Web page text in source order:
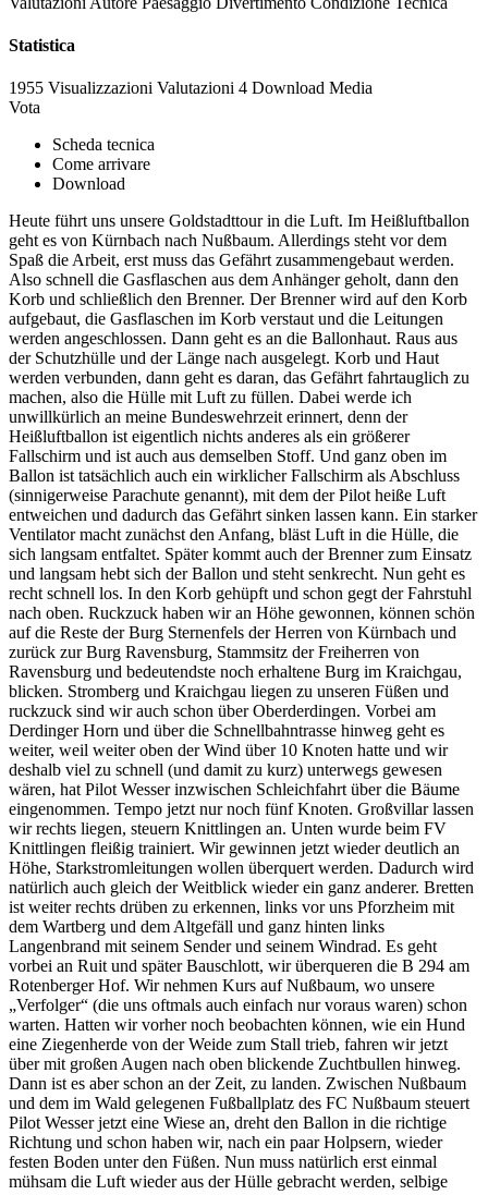
Statistica
1955 Visualizzazioni Valutazioni 4 Download Media
Vota
Scheda tecnica
Come arrivare
Download
Heute führt uns unsere Goldstadttour in die Luft. Im Heißluftballon
geht es von Kürnbach nach Nußbaum. Allerdings steht vor dem
Spaß die Arbeit, erst muss das Gefährt zusammengebaut werden.
Also schnell die Gasflaschen aus dem Anhänger geholt, dann den
Korb und schließlich den Brenner. Der Brenner wird auf den Korb
aufgebaut, die Gasflaschen im Korb verstaut und die Leitungen
werden angeschlossen. Dann geht es an die Ballonhaut. Raus aus
der Schutzhülle und der Länge nach ausgelegt. Korb und Haut
werden verbunden, dann geht es daran, das Gefährt fahrtauglich zu
machen, also die Hülle mit Luft zu füllen. Dabei werde ich
unwillkürlich an meine Bundeswehrzeit erinnert, denn der
Heißluftballon ist eigentlich nichts anderes als ein größerer
Fallschirm und ist auch aus demselben Stoff. Und ganz oben im
Ballon ist tatsächlich auch ein wirklicher Fallschirm als Abschluss
(sinnigerweise Parachute genannt), mit dem der Pilot heiße Luft
entweichen und dadurch das Gefährt sinken lassen kann. Ein starker
Ventilator macht zunächst den Anfang, bläst Luft in die Hülle, die
sich langsam entfaltet. Später kommt auch der Brenner zum Einsatz
und langsam hebt sich der Ballon und steht senkrecht. Nun geht es
recht schnell los. In den Korb gehüpft und schon gegt der Fahrstuhl
nach oben. Ruckzuck haben wir an Höhe gewonnen, können schön
auf die Reste der Burg Sternenfels der Herren von Kürnbach und
zurück zur Burg Ravensburg, Stammsitz der Freiherren von
Ravensburg und bedeutendste noch erhaltene Burg im Kraichgau,
blicken. Stromberg und Kraichgau liegen zu unseren Füßen und
ruckzuck sind wir auch schon über Oberderdingen. Vorbei am
Derdinger Horn und über die Schnellbahntrasse hinweg geht es
weiter, weil weiter oben der Wind über 10 Knoten hatte und wir
deshalb viel zu schnell (und damit zu kurz) unterwegs gewesen
wären, hat Pilot Wesser inzwischen Schleichfahrt über die Bäume
eingenommen. Tempo jetzt nur noch fünf Knoten. Großvillar lassen
wir rechts liegen, steuern Knittlingen an. Unten wurde beim FV
Knittlingen fleißig trainiert. Wir gewinnen jetzt wieder deutlich an
Höhe, Starkstromleitungen wollen überquert werden. Dadurch wird
natürlich auch gleich der Weitblick wieder ein ganz anderer. Bretten
ist weiter rechts drüben zu erkennen, links vor uns Pforzheim mit
dem Wartberg und dem Altgefäll und ganz hinten links
Langenbrand mit seinem Sender und seinem Windrad. Es geht
vorbei an Ruit und später Bauschlott, wir überqueren die B 294 am
Rotenberger Hof. Wir nehmen Kurs auf Nußbaum, wo unsere
„Verfolger“ (die uns oftmals auch einfach nur voraus waren) schon
warten. Hatten wir vorher noch beobachten können, wie ein Hund
eine Ziegenherde von der Weide zum Stall trieb, fahren wir jetzt
über mit großen Augen nach oben blickende Zuchtbullen hinweg.
Dann ist es aber schon an der Zeit, zu landen. Zwischen Nußbaum
und dem im Wald gelegenen Fußballplatz des FC Nußbaum steuert
Pilot Wesser jetzt eine Wiese an, dreht den Ballon in die richtige
Richtung und schon haben wir, nach ein paar Holpsern, wieder
festen Boden unter den Füßen. Nun muss natürlich erst einmal
mühsam die Luft wieder aus der Hülle gebracht werden, selbige